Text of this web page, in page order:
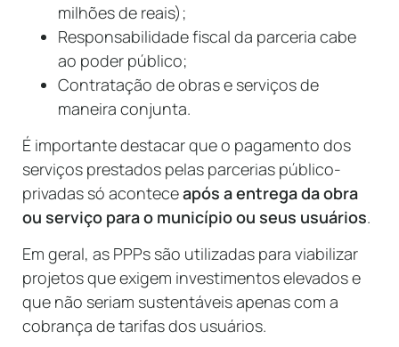
milhões de reais);
Responsabilidade fiscal da parceria cabe
ao poder público;
Contratação de obras e serviços de
maneira conjunta.
É importante destacar que o pagamento dos
serviços prestados pelas parcerias público-
privadas só aconteceapós a entrega da obra
ou serviço para o município ou seus usuários.
Em geral, as PPPs são utilizadas para viabilizar
projetos que exigem investimentos elevados e
que não seriam sustentáveis apenas com a
cobrança de tarifas dos usuários.